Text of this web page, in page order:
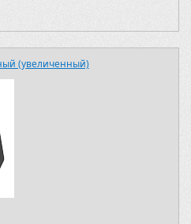
(увеличенный)